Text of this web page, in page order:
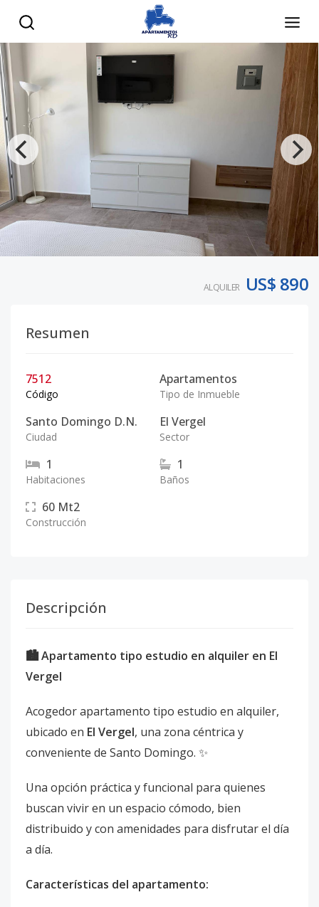
ALQUILER US$ 890
Resumen
7512
Código
Apartamentos
Tipo de Inmueble
Santo Domingo D.N.
Ciudad
El Vergel
Sector
1
Habitaciones
1
Baños
60 Mt2
Construcción
Descripción
🏙️ Apartamento tipo estudio en alquiler en El
Vergel
Acogedor apartamento tipo estudio en alquiler,
ubicado en El Vergel, una zona céntrica y
conveniente de Santo Domingo. ✨
Una opción práctica y funcional para quienes
buscan vivir en un espacio cómodo, bien
distribuido y con amenidades para disfrutar el día
a día.
Características del apartamento: